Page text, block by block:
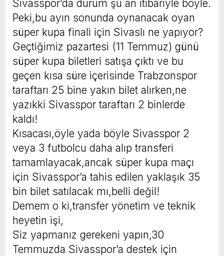
Sivasspor’da durum şu an itibariyle böyle.
Peki,bu ayın sonunda oynanacak oyan
süper kupa finali için Sivaslı ne yapıyor?
Geçtiğimiz pazartesi (11 Temmuz) günü
süper kupa biletleri satışa çıktı ve bu
geçen kısa süre içerisinde Trabzonspor
taraftarı 25 bine yakın bilet alırken,ne
yazıkki Sivasspor taraftarı 2 binlerde
kaldı!
Kısacası,öyle yada böyle Sivasspor 2
veya 3 futbolcu daha alıp transferi
tamamlayacak,ancak süper kupa maçı
için Sivasspor’a tahis edilen yaklaşık 35
bin bilet satılacak mı,belli değil!
Demem o ki,transfer yönetim ve teknik
heyetin işi,
Siz yapmanız gerekeni yapın,30
Temmuzda Sivasspor’a destek için